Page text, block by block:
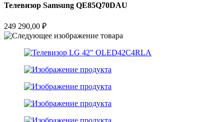
Телевизор Samsung QE85Q70DAU
249 290,00 ₽